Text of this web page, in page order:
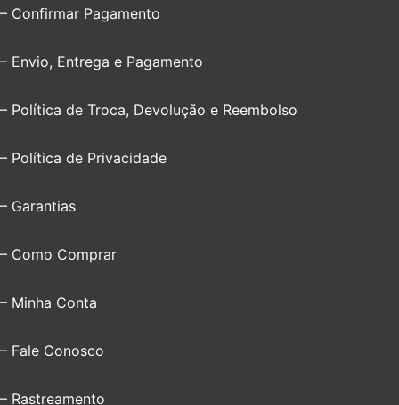
– Confirmar Pagamento
– Envio, Entrega e Pagamento
– Política de Troca, Devolução e Reembolso
– Política de Privacidade
– Garantias
– Como Comprar
– Minha Conta
– Fale Conosco
– Rastreamento